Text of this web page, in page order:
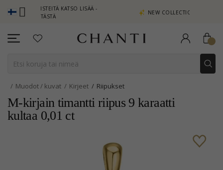
PISTEITÄ KATSO LISÄÄ -
TÄSTÄ
NEW COLLECTION | AURA
Muodot / kuvat Kirjeet Riipukset
M-kirjain timantti riipus 9 karaatti
kultaa 0,01 ct